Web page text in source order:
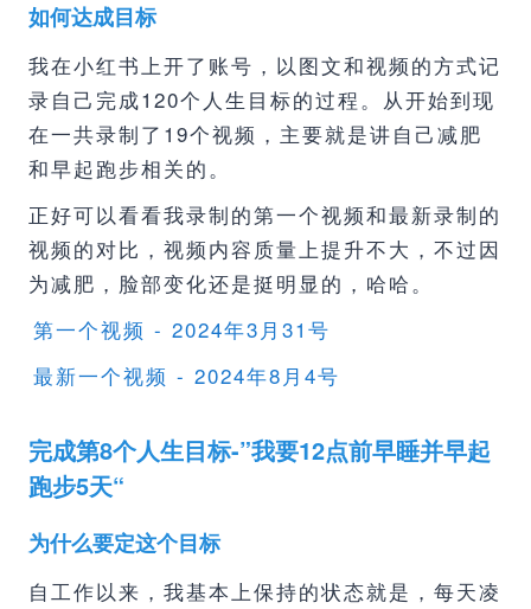
如何达成目标
我在小红书上开了账号，以图文和视频的方式记
录自己完成120个人生目标的过程。从开始到现
在一共录制了19个视频，主要就是讲自己减肥
和早起跑步相关的。
正好可以看看我录制的第一个视频和最新录制的
视频的对比，视频内容质量上提升不大，不过因
为减肥，脸部变化还是挺明显的，哈哈。
第一个视频 - 2024年3月31号
最新一个视频 - 2024年8月4号
完成第8个人生目标-”我要12点前早睡并早起
跑步5天“
为什么要定这个目标
自工作以来，我基本上保持的状态就是，每天凌